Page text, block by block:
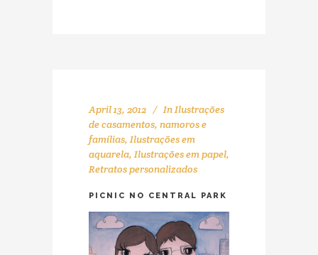
April 13, 2012 InIlustrações
de casamentos, namoros e
famílias, Ilustrações em
aquarela, Ilustrações em papel,
Retratos personalizados
PICNIC NO CENTRAL PARK